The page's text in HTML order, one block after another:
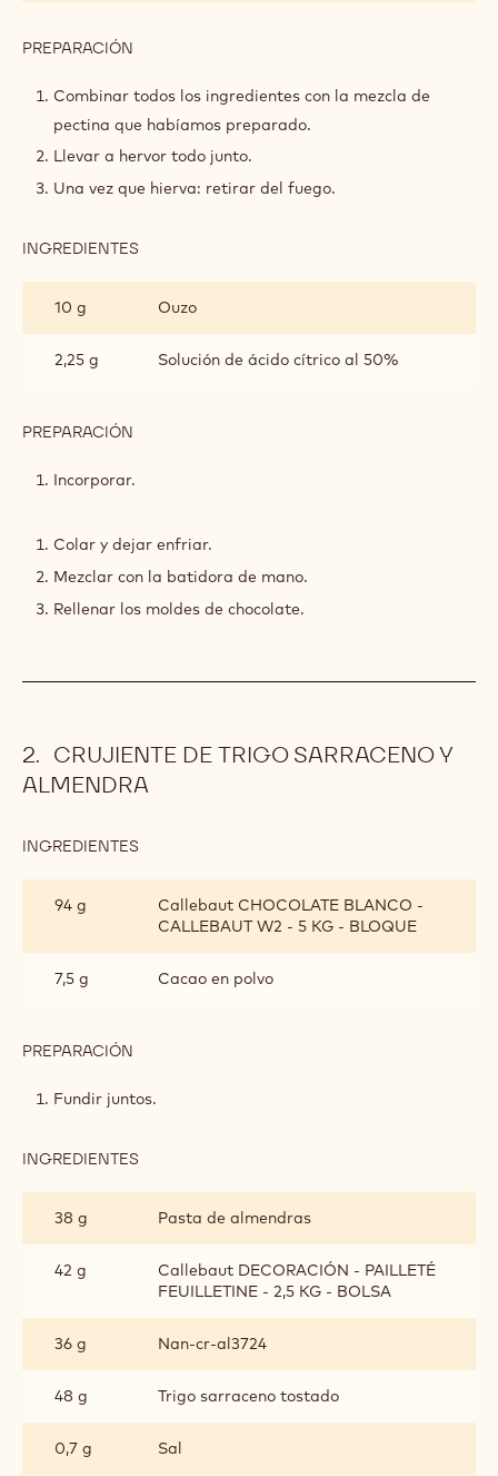
PREPARACIÓN
DE
ÁCIDAS
Y
Combinar todos los ingredientes con la mezcla de
pectina que habíamos preparado.
Llevar a hervor todo junto.
Una vez que hierva: retirar del fuego.
INGREDIENTES
CEREZAS
ÁCIDAS
10 g Ouzo
2,25 g Solución de ácido cítrico al 50%
PREPARACIÓN
Y
ANÍS
Incorporar.
Colar y dejar enfriar.
Mezclar con la batidora de mano.
Rellenar los moldes de chocolate.
CRUJIENTE DE TRIGO SARRACENO Y
ALMENDRA
INGREDIENTES
TRIGO
SARRACENO
Y
ALMENDRA
94 g
Callebaut CHOCOLATE BLANCO -
CALLEBAUT W2 - 5 KG - BLOQUE
7,5 g Cacao en polvo
PREPARACIÓN
DE
Y
Fundir juntos.
INGREDIENTES
TRIGO
SARRACENO
ALMENDRA
38 g Pasta de almendras
42 g
Callebaut DECORACIÓN - PAILLETÉ
FEUILLETINE - 2,5 KG - BOLSA
36 g Nan-cr-al3724
48 g Trigo sarraceno tostado
0,7 g Sal